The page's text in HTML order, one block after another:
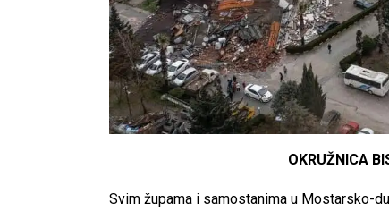
OKRUŽNICA
Svim župama i samostanima u Mostarsko-